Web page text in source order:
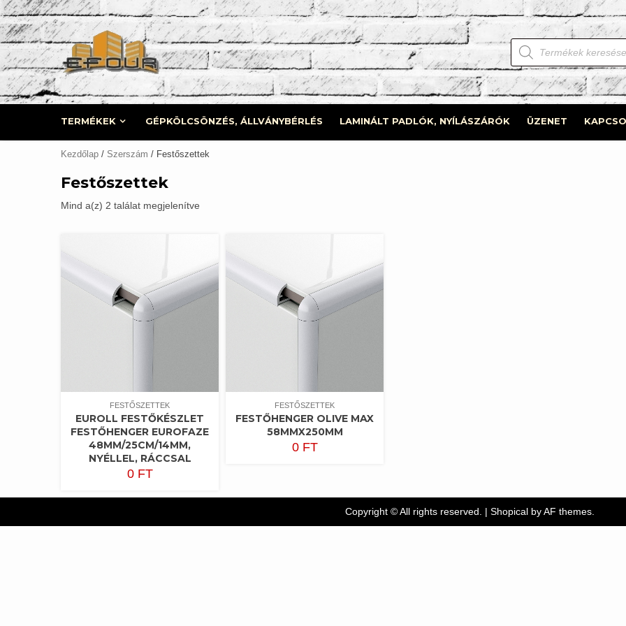
Skip
to
content
Products
search
TERMÉKEK GÉPKÖLCSÖNZÉS, ÁLLVÁNYBÉRLÉS LAMINÁLT PADLÓK, NYÍLÁSZÁRÓK ÜZENET
Kezdőlap / Szerszám / Festőszettek
Festőszettek
Mind a(z) 2 találat megjelenítve
FESTŐSZETTEK
EUROLL FESTŐKÉSZLET
FESTŐHENGER EUROFAZE
48MM/25CM/14MM,
NYÉLLEL, RÁCCSAL
0 FT
FESTŐSZETTEK
FESTŐHENGER OLIVE MAX
58MMX250MM
0 FT
Copyright © All rights reserved. | Shopicalby AF themes.